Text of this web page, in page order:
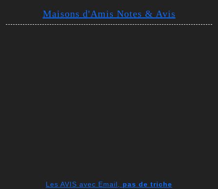
Maisons d'Amis Notes & Avis
Les AVIS avec Email, pas de triche